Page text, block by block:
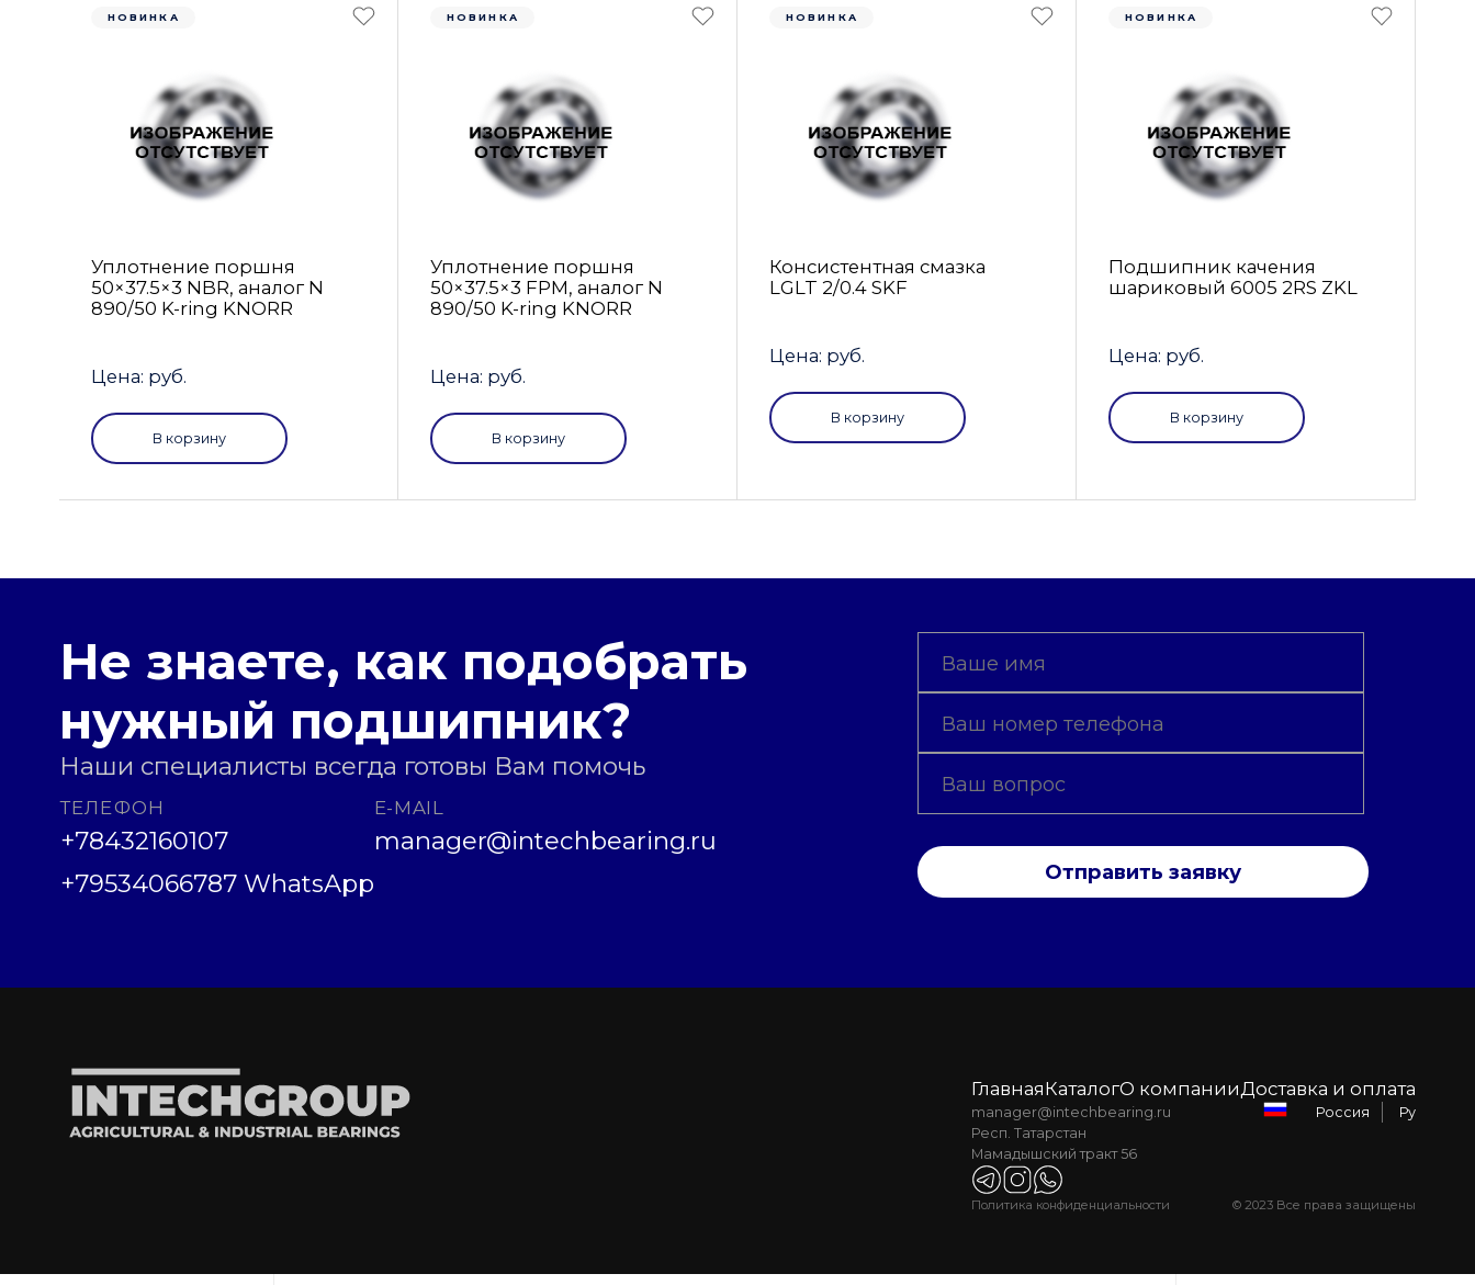
НОВИНКА
Уплотнение поршня
50×37.5×3 NBR, аналог N
890/50 K-ring KNORR
Цена: руб.
В корзину
НОВИНКА
Уплотнение поршня
50×37.5×3 FРM, аналог N
890/50 K-ring KNORR
Цена: руб.
В корзину
НОВИНКА
Консистентная смазка
LGLT 2/0.4 SKF
Цена: руб.
В корзину
НОВИНКА
Подшипник качения
шариковый 6005 2RS ZKL
Цена: руб.
В корзину
Не знаете, как подобрать
нужный подшипник?
Наши специалисты всегда готовы Вам помочь
ТЕЛЕФОН
+78432160107
+79534066787 WhatsApp
E-MAIL
manager@intechbearing.ru
Отправить заявку
ГлавнаяКаталогО компанииДоставка и оплата
manager@intechbearing.ru
Респ. Татарстан
Мамадышский тракт 56
Россия Ру
Политика конфиденциальности © 2023 Все права защищены